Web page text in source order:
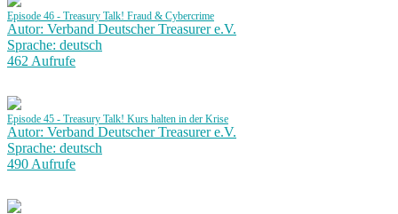
Episode 46 - Treasury Talk! Fraud & Cybercrime
Autor: Verband Deutscher Treasurer e.V.
Sprache: deutsch
462 Aufrufe
Episode 45 - Treasury Talk! Kurs halten in der Krise
Autor: Verband Deutscher Treasurer e.V.
Sprache: deutsch
490 Aufrufe